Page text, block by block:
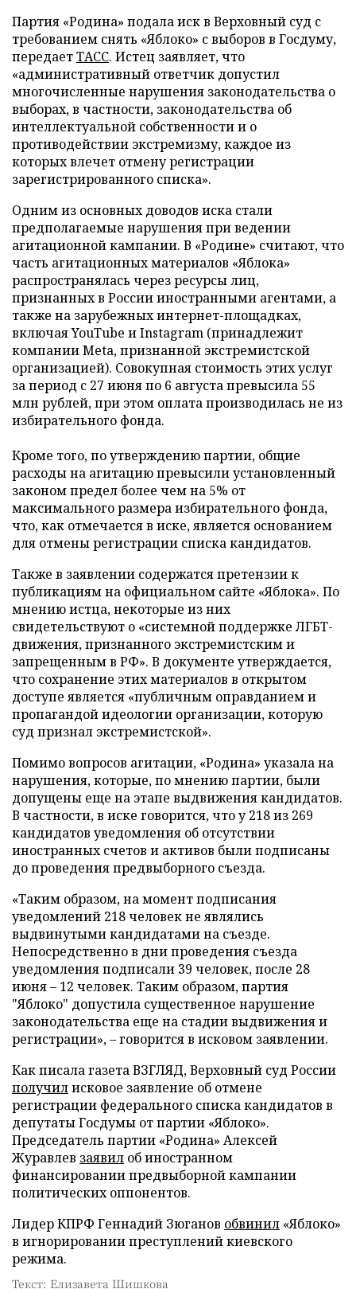
Партия «Родина» подала иск в Верховный суд с
требованием снять «Яблоко» с выборов в Госдуму,
передаетТАСС. Истец заявляет, что
«административный ответчик допустил
многочисленные нарушения законодательства о
выборах, в частности, законодательства об
интеллектуальной собственности и о
противодействии экстремизму, каждое из
которых влечет отмену регистрации
зарегистрированного списка».
Одним из основных доводов иска стали
предполагаемые нарушения при ведении
агитационной кампании. В «Родине» считают, что
часть агитационных материалов «Яблока»
распространялась через ресурсы лиц,
признанных в России иностранными агентами, а
также на зарубежных интернет-площадках,
включая YouTube и Instagram (принадлежит
компании Meta, признанной экстремистской
организацией). Совокупная стоимость этих услуг
за период с 27 июня по 6 августа превысила 55
млн рублей, при этом оплата производилась не из
избирательного фонда.
Кроме того, по утверждению партии, общие
расходы на агитацию превысили установленный
законом предел более чем на 5% от
максимального размера избирательного фонда,
что, как отмечается в иске, является основанием
для отмены регистрации списка кандидатов.
Также в заявлении содержатся претензии к
публикациям на официальном сайте «Яблока». По
мнению истца, некоторые из них
свидетельствуют о «системной поддержке ЛГБТ-
движения, признанного экстремистским и
запрещенным в РФ». В документе утверждается,
что сохранение этих материалов в открытом
доступе является «публичным оправданием и
пропагандой идеологии организации, которую
суд признал экстремистской».
Помимо вопросов агитации, «Родина» указала на
нарушения, которые, по мнению партии, были
допущены еще на этапе выдвижения кандидатов.
В частности, в иске говорится, что у 218 из 269
кандидатов уведомления об отсутствии
иностранных счетов и активов были подписаны
до проведения предвыборного съезда.
«Таким образом, на момент подписания
уведомлений 218 человек не являлись
выдвинутыми кандидатами на съезде.
Непосредственно в дни проведения съезда
уведомления подписали 39 человек, после 28
июня – 12 человек. Таким образом, партия
"Яблоко" допустила существенное нарушение
законодательства еще на стадии выдвижения и
регистрации», – говорится в исковом заявлении.
Как писала газета ВЗГЛЯД, Верховный суд России
получилисковое заявление об отмене
регистрации федерального списка кандидатов в
депутаты Госдумы от партии «Яблоко».
Председатель партии «Родина» Алексей
Журавлев заявил об иностранном
финансировании предвыборной кампании
политических оппонентов.
Лидер КПРФ Геннадий Зюганов обвинил «Яблоко»
в игнорировании преступлений киевского
режима.
Текст: Елизавета Шишкова